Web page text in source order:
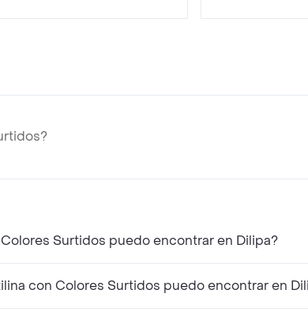
Surtidos puedo encontrar en Dilipa?
con Colores Surtidos puedo encontrar en